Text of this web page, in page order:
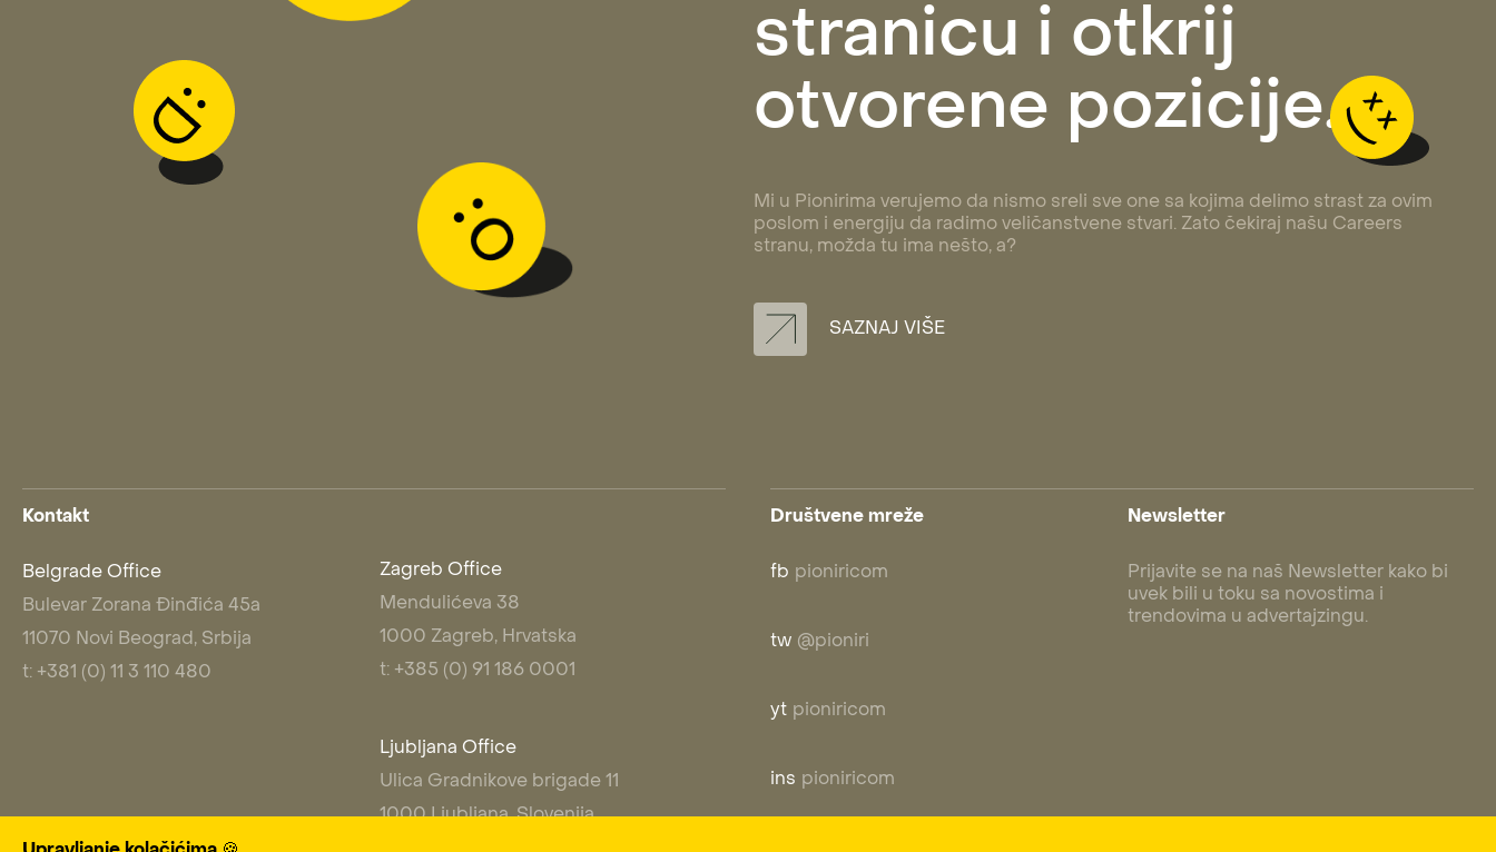
stranicu i otkrij
otvorene pozicije.
Mi u Pionirima verujemo da nismo sreli sve one sa kojima delimo strast za ovim
poslom i energiju da radimo veličanstvene stvari. Zato čekiraj našu Careers
stranu, možda tu ima nešto, a?
SAZNAJ VIŠE
Kontakt
Belgrade Office
Bulevar Zorana Đinđića 45a
11070 Novi Beograd, Srbija
t: +381 (0) 11 3 110 480
Zagreb Office
Mendulićeva 38
1000 Zagreb, Hrvatska
t: +385 (0) 91 186 0001
Ljubljana Office
Ulica Gradnikove brigade 11
1000 Ljubljana, Slovenija
Društvene mreže
fb pioniricom
tw @pioniri
yt pioniricom
ins pioniricom
Newsletter
Prijavite se na naš Newsletter kako bi
uvek bili u toku sa novostima i
trendovima u advertajzingu.